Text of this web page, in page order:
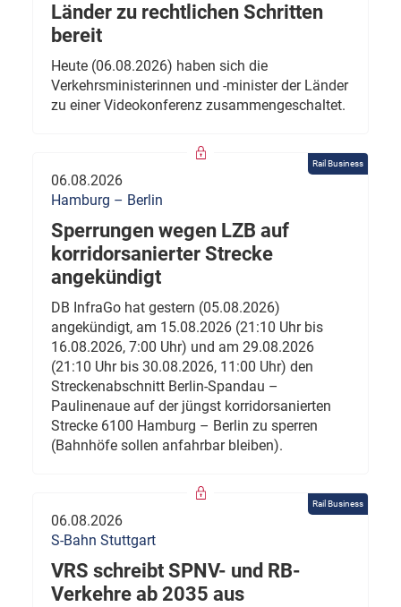
Länder zu rechtlichen Schritten
bereit
Heute (06.08.2026) haben sich die
Verkehrsministerinnen und -minister der Länder
zu einer Videokonferenz zusammengeschaltet.
Rail Business
06.08.2026
Hamburg – Berlin
Sperrungen wegen LZB auf
korridorsanierter Strecke
angekündigt
DB InfraGo hat gestern (05.08.2026)
angekündigt, am 15.08.2026 (21:10 Uhr bis
16.08.2026, 7:00 Uhr) und am 29.08.2026
(21:10 Uhr bis 30.08.2026, 11:00 Uhr) den
Streckenabschnitt Berlin-Spandau –
Paulinenaue auf der jüngst korridorsanierten
Strecke 6100 Hamburg – Berlin zu sperren
(Bahnhöfe sollen anfahrbar bleiben).
Rail Business
06.08.2026
S-Bahn Stuttgart
VRS schreibt SPNV- und RB-
Verkehre ab 2035 aus